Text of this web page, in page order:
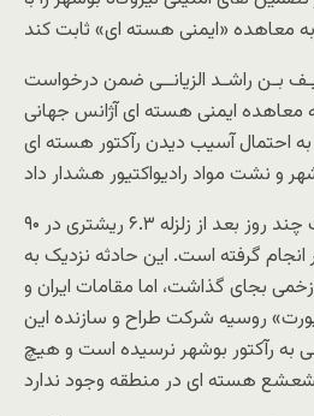
بـن راشـد الزيانــی ضمن درخواست
معاهده ايمنی هسته ای آژانس جهانی
احتمال آسيب ديدن رآکتور هسته ای
اين اجلاس درست چند روز بعد از زلزله ۶.۳ ريشتری در ۹۰
انجام گرفته است. اين حادثه نزدیک به
بجای گذاشت، اما مقامات ايران و
روسيه شرکت طراح و سازنده اين
به رآکتور بوشهر نرسيده است و هيچ